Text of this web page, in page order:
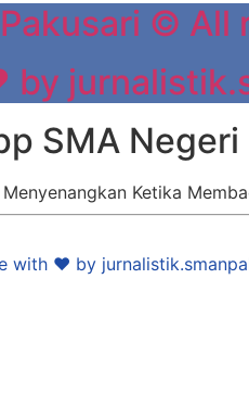
© All
SMA Negeri
Ketika
with ❤ by